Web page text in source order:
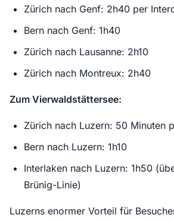
Zürich nach Genf: 2h40 per
Bern nach Genf: 1h40
Zürich nach Lausanne: 2h10
Zürich nach Montreux: 2h40
Zum Vierwaldstättersee:
Zürich nach Luzern: 50 Minuten
Bern nach Luzern: 1h10
Interlaken nach Luzern: 1h50
Brünig-Linie)
Luzerns enormer Vorteil für